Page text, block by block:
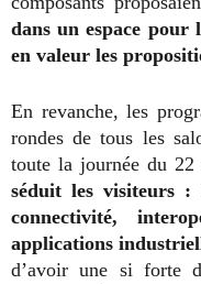
dans un espace pour
en valeur les
En revanche, les
rondes de tous les
toute la journée du 22
séduit les visiteurs :
connectivité,
applications
d’avoir une si forte